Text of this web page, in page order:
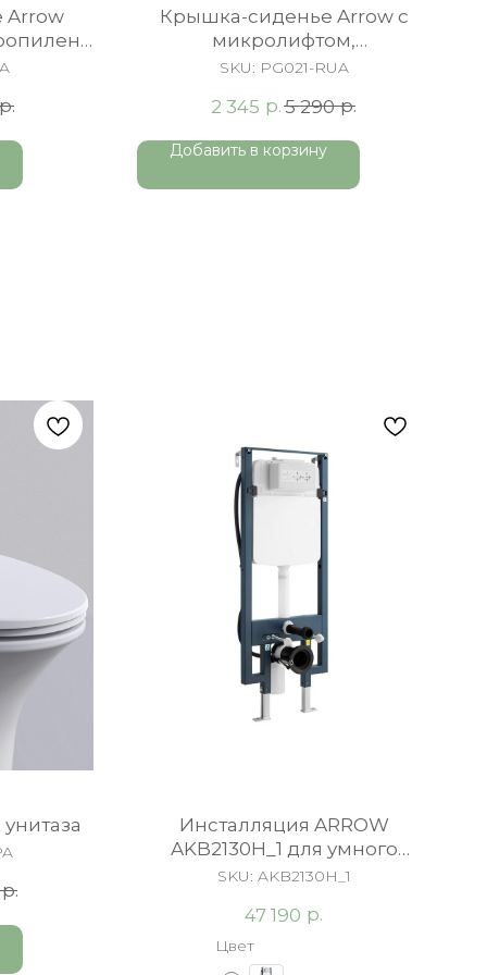
Arrow
р.
Крышка-сиденье Arrow c
микролифтом,
быстросъемное, Duroplast,
SKU: PG021-RUA
2 345 р. 5 290 р.
Добавить в корзину
р.
Инсталляция ARROW
AKB2130H_1 для умного
унитаза
SKU: AKB2130H_1
47 190 р.
Цвет